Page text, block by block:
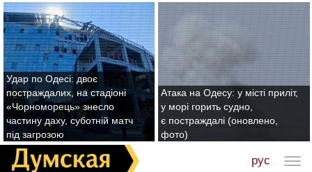
Удар по Одесі: двоє
постраждалих, на стадіоні
«Чорноморець» знесло
частину даху, суботній матч
під загрозою
Атака на Одесу: у місті приліт,
у морі горить судно,
є постраждалі (оновлено,
фото)
рус